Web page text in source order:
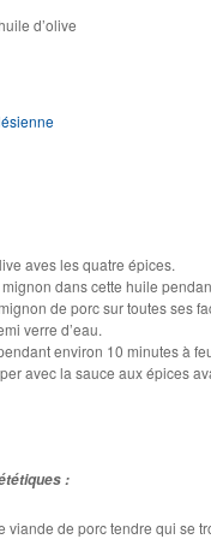
d’olive
aves les quatre épices.
dans cette huile
de porc sur toutes ses
verre d’eau.
environ 10 minutes à
avec la sauce aux épices
:
viande de porc tendre qui se